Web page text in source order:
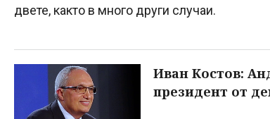
двете, както в много други случаи.
Иван Костов:
президент от